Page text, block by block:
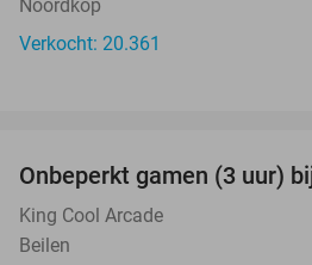
Noordkop
Verkocht: 20.361
Onbeperkt gamen (3 uur)
King Cool Arcade
Beilen